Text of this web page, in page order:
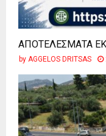
ΑΠΟΤΕΛΕΣΜΑΤΑ
by AGGELOS DRITSAS